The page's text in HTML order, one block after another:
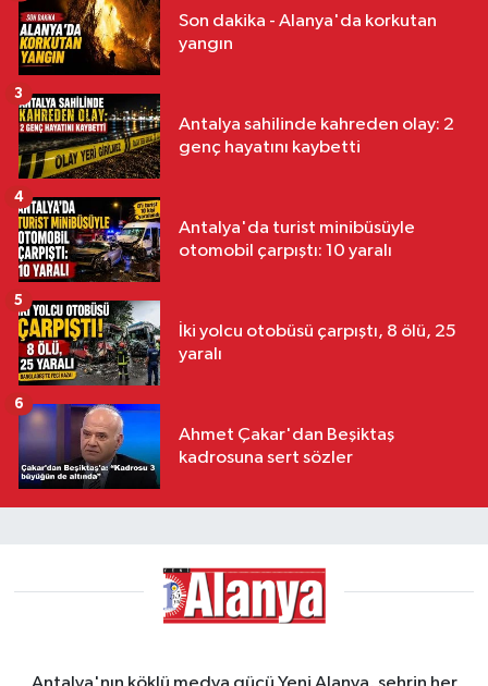
Son dakika - Alanya'da korkutan
yangın
Antalya sahilinde kahreden olay: 2
genç hayatını kaybetti
3
Antalya'da turist minibüsüyle
otomobil çarpıştı: 10 yaralı
4
İki yolcu otobüsü çarpıştı, 8 ölü, 25
yaralı
5
Ahmet Çakar'dan Beşiktaş
kadrosuna sert sözler
6